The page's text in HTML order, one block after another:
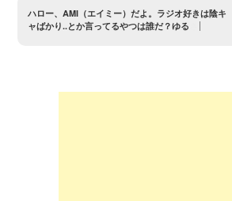
イ だ よ ラ オ 好 き 陰 キ
ャばか り ..とか言っ てる や つは誰 だ？ゆるさん
ぞ 〜？